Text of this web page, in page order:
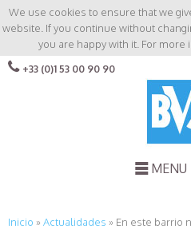
We use cookies to ensure that we
website. If you continue without
you are happy with it. For more
+33 (0)1 53 00 90 90
MENU
Inicio »Actualidades » En este barrio